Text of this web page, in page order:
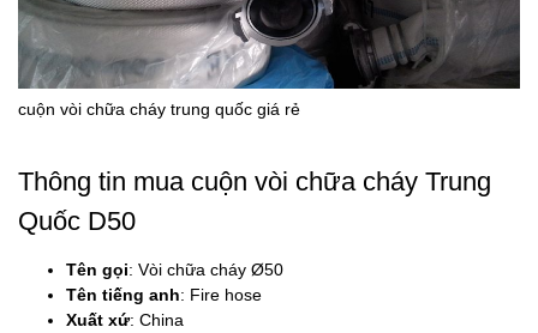
cuộn vòi chữa cháy trung quốc giá rẻ
Thông tin mua cuộn vòi chữa cháy Trung
Quốc D50
Tên gọi: Vòi chữa cháy Ø50
Tên tiếng anh: Fire hose
Xuất xứ: China